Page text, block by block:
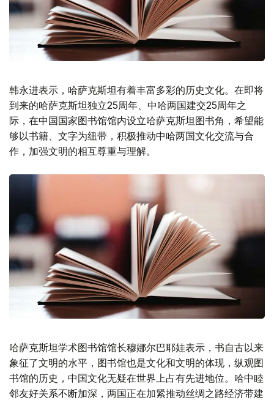
韩永进表示，哈萨克斯坦有着丰富多彩的历史文化。在即将
到来的哈萨克斯坦独立25周年、中哈两国建交25周年之
际，在中国国家图书馆馆内设立哈萨克斯坦图书角，希望能
够以书籍、文字为纽带，积极推动中哈两国文化交流与合
作，加强文明的相互尊重与理解。
哈萨克斯坦学术图书馆馆长穆娜尔巴耶娃表示，书自古以来
象征了文明的水平，图书馆也是文化和文明的体现，纵观图
书馆的历史，中国文化无疑在世界上占有先进地位。哈中睦
邻友好关系不断加深，两国正在加紧推动丝绸之路经济带建